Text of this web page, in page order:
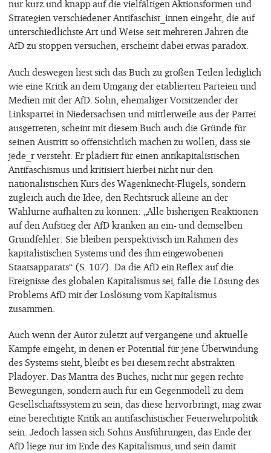
nur kurz und knapp auf die vielfältigen Aktionsformen und
Strategien verschiedener Antifaschist_innen eingeht, die auf
unterschiedlichste Art und Weise seit mehreren Jahren die
AfD zu stoppen versuchen, erscheint dabei etwas paradox.
Auch deswegen liest sich das Buch zu großen Teilen lediglich
wie eine Kritik an dem Umgang der etablierten Parteien und
Medien mit der AfD. Sohn, ehemaliger Vorsitzender der
Linkspartei in Niedersachsen und mittlerweile aus der Partei
ausgetreten, scheint mit diesem Buch auch die Gründe für
seinen Austritt so offensichtlich machen zu wollen, dass sie
jede_r versteht. Er plädiert für einen antikapitalistischen
Antifaschismus und kritisiert hierbei nicht nur den
nationalistischen Kurs des Wagenknecht-Flügels, sondern
zugleich auch die Idee, den Rechtsruck alleine an der
Wahlurne aufhalten zu können: „Alle bisherigen Reaktionen
auf den Aufstieg der AfD kranken an ein- und demselben
Grundfehler: Sie bleiben perspektivisch im Rahmen des
kapitalistischen Systems und des ihm eingewobenen
Staatsapparats“ (S. 107). Da die AfD ein Reflex auf die
Ereignisse des globalen Kapitalismus sei, falle die Lösung des
Problems AfD mit der Loslösung vom Kapitalismus
zusammen.
Auch wenn der Autor zuletzt auf vergangene und aktuelle
Kämpfe eingeht, in denen er Potential für jene Überwindung
des Systems sieht, bleibt es bei diesem recht abstrakten
Plädoyer. Das Mantra des Buches, nicht nur gegen rechte
Bewegungen, sondern auch für ein Gegenmodell zu dem
Gesellschaftssystem zu sein, das diese hervorbringt, mag zwar
eine berechtigte Kritik an antifaschistischer Feuerwehrpolitik
sein. Jedoch lassen sich Sohns Ausführungen, das Ende der
AfD liege nur im Ende des Kapitalismus, und sein damit